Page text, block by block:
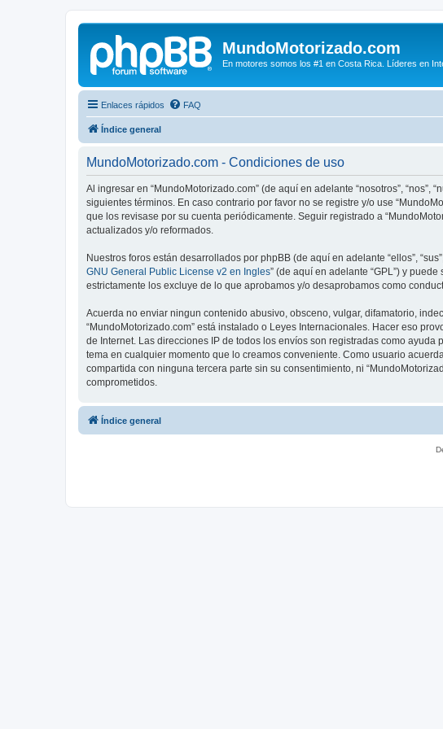
MundoMotorizado.com
En motores somos los #1 en Costa Rica. Líderes en
Enlaces rápidos FAQ
Índice general
MundoMotorizado.com - Condiciones de uso
Al ingresar en “MundoMotorizado.com” (de aquí en adelante “nosotros”, “nos”,
siguientes términos. En caso contrario por favor no se registre y/o use
que los revisase por su cuenta periódicamente. Seguir registrado a
actualizados y/o reformados.
Nuestros foros están desarrollados por phpBB (de aquí en adelante “ellos”,
GNU General Public License v2 en Ingles” (de aquí en adelante “GPL”) y
estrictamente los excluye de lo que aprobamos y/o desaprobamos como
Acuerda no enviar ningun contenido abusivo, obsceno, vulgar, difamatorio,
“MundoMotorizado.com” está instalado o Leyes Internacionales. Hacer eso
de Internet. Las direcciones IP de todos los envíos son registradas como
tema en cualquier momento que lo creamos conveniente. Como usuario
compartida con ninguna tercera parte sin su consentimiento, ni
comprometidos.
Índice general